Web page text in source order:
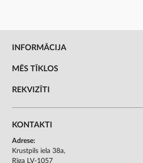
INFORMĀCIJA
MĒS TĪKLOS
REKVIZĪTI
KONTAKTI
Adrese:
Krustpils iela 38a,
Rīga LV-1057